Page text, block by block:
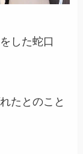
した蛇口
たとのこと